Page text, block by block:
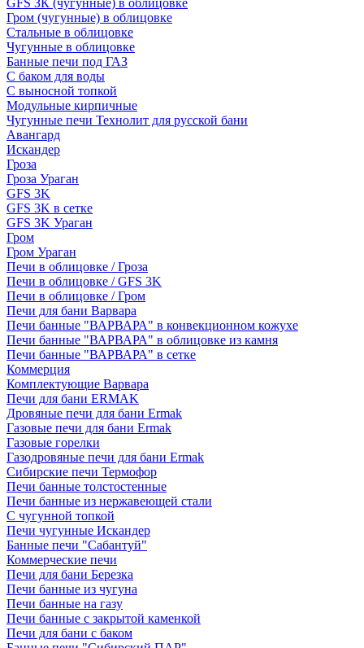
GFS ЗК (чугунные) в облицовке
Гром (чугунные) в облицовке
Стальные в облицовке
Чугунные в облицовке
Банные печи под ГАЗ
С баком для воды
С выносной топкой
Модульные кирпичные
Чугунные печи Технолит для русской бани
Авангард
Искандер
Гроза
Гроза Ураган
GFS 3K
GFS 3K в сетке
GFS 3K Ураган
Гром
Гром Ураган
Печи в облицовке / Гроза
Печи в облицовке / GFS 3K
Печи в облицовке / Гром
Печи для бани Варвара
Печи банные "ВАРВАРА" в конвекционном кожухе
Печи банные "ВАРВАРА" в облицовке из камня
Печи банные "ВАРВАРА" в сетке
Коммерция
Комплектующие Варвара
Печи для бани ERMAK
Дровяные печи для бани Ermak
Газовые печи для бани Ermak
Газовые горелки
Газодровяные печи для бани Ermak
Сибирские печи Термофор
Печи банные толстостенные
Печи банные из нержавеющей стали
С чугунной топкой
Печи чугунные Искандер
Банные печи "Сабантуй"
Коммерческие печи
Печи для бани Березка
Печи банные из чугуна
Печи банные на газу
Печи банные с закрытой каменкой
Печи для бани с баком